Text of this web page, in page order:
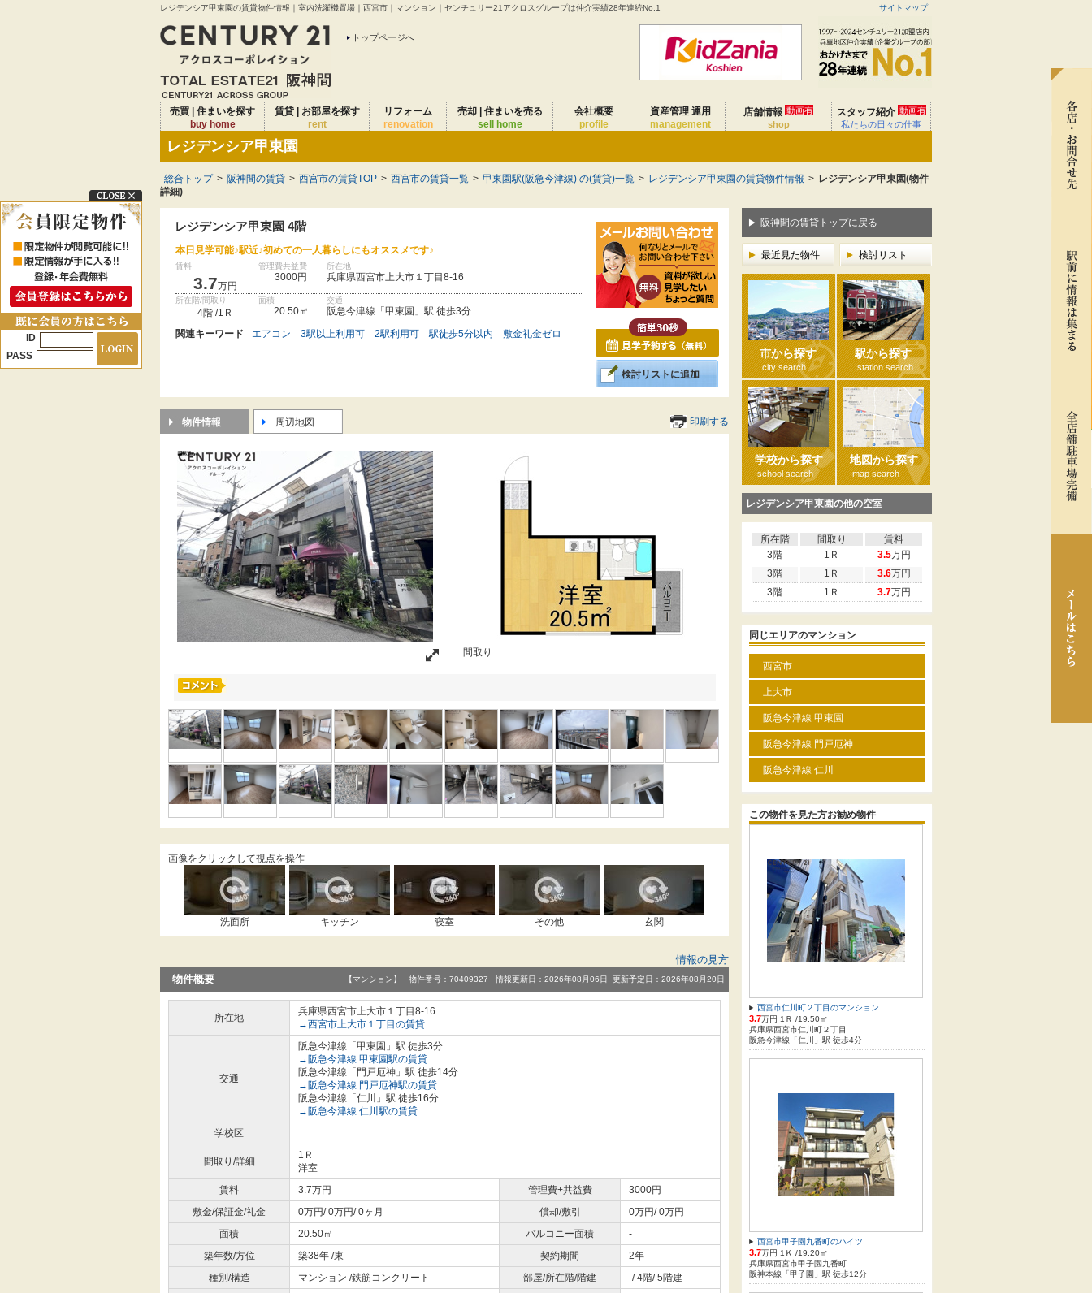
レジデンシア甲東園の賃貸物件情報｜室内洗濯機置場｜西宮市｜マンション｜センチュリー21アクロスグループは仲介実績28年連続No.1 サイトマップ
トップページへ
売買 | 住まいを探す
buy home
賃貸 | お部屋を探す
rent
リフォーム
renovation
売却 | 住まいを売る
sell home
会社概要
profile
資産管理 運用
management
店舗情報 動画有
shop
スタッフ紹介 動画有
私たちの日々の仕事
レジデンシア甲東園
総合トップ > 阪神間の賃貸 > 西宮市の賃貸TOP > 西宮市の賃貸一覧 > 甲東園駅(阪急今津線) の(賃貸)一覧 > レジデンシア甲東園の賃貸物件情報 > レジデンシア甲東園(物件
詳細)
レジデンシア甲東園 4階
本日見学可能♪駅近♪初めての一人暮らしにもオススメです♪
賃料
3.7万円
管理費共益費
3000円
所在地
兵庫県西宮市上大市１丁目8-16
所在階/間取り
4階 /1Ｒ
面積
20.50㎡
交通
阪急今津線「甲東園」駅 徒歩3分
関連キーワード
エアコン 3駅以上利用可 2駅利用可 駅徒歩5分以内 敷金礼金ゼロ
検討リストに追加
物件情報 周辺地図 印刷する
間取り
画像をクリックして視点を操作
洗面所 キッチン 寝室 その他 玄関
情報の見方
物件概要
【マンション】 物件番号：70409327 情報更新日：2026年08月06日 更新予定日：2026年08月20日
所在地
兵庫県西宮市上大市１丁目8-16
→西宮市上大市１丁目の賃貸
交通
阪急今津線「甲東園」駅 徒歩3分
→阪急今津線 甲東園駅の賃貸
阪急今津線「門戸厄神」駅 徒歩14分
→阪急今津線 門戸厄神駅の賃貸
阪急今津線「仁川」駅 徒歩16分
→阪急今津線 仁川駅の賃貸
学校区
間取り/詳細
1Ｒ
洋室
賃料
3.7万円 管理費+共益費
3000円
敷金/保証金/礼金
0万円/ 0万円/ 0ヶ月 償却/敷引
0万円/ 0万円
面積
20.50㎡ バルコニー面積
-
築年数/方位
築38年 /東 契約期間
2年
種別/構造
マンション /鉄筋コンクリート 部屋/所在階/階建
-/ 4階/ 5階建
阪神間の賃貸トップに戻る
最近見た物件 検討リスト
市から探す
city search
駅から探す
station search
学校から探す
school search
地図から探す
map search
レジデンシア甲東園の他の空室
所在階 間取り
賃料
3階
1Ｒ 3.5万円
3階
1Ｒ 3.6万円
3階
1Ｒ 3.7万円
同じエリアのマンション
西宮市
上大市
阪急今津線 甲東園
阪急今津線 門戸厄神
阪急今津線 仁川
この物件を見た方お勧め物件
西宮市仁川町２丁目のマンション
3.7万円 1Ｒ /19.50㎡
兵庫県西宮市仁川町２丁目
阪急今津線「仁川」駅 徒歩4分
西宮市甲子園九番町のハイツ
3.7万円 1Ｋ /19.20㎡
兵庫県西宮市甲子園九番町
阪神本線「甲子園」駅 徒歩12分
ID
PASS